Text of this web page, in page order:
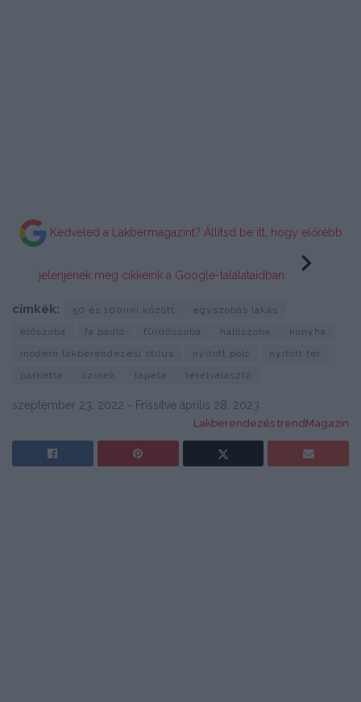
Kedveled a Lakbermagazint? Állítsd be itt, hogy előrébb
jelenjenek meg cikkeink a Google-találataidban.
címkék: 50 és 100nm között
egyszobás lakás
előszoba
fa padló fürdőszoba hálószoba
konyha
modern lakberendezési stílus
nyitott polc
nyitott tér
parketta
színek tapéta térelválasztó
szeptember 23, 2022 - Frissítve április 28, 2023
Lakberendezés trendMagazin